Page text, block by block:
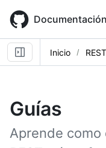
main
content
Inicio
Guías
Aprende como